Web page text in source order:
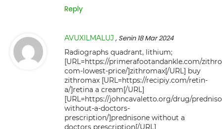
Reply
AVUXILMALUJ , Senin 18 Mar 2024
Radiographs quadrant, lithium;
[URL=https://primerafootandankle.com/
com-lowest-price/]zithromax[/URL] buy
zithromax [URL=https://recipiy.com/retin-
a/]retina a cream[/URL]
[URL=https://johncavaletto.org/drug/
without-a-doctors-
prescription/]prednisone without a